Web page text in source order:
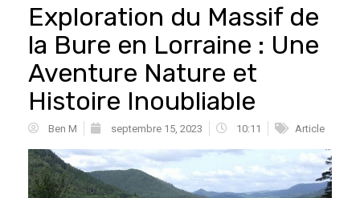
Exploration du Massif de
la Bure en Lorraine : Une
Aventure Nature et
Histoire Inoubliable
Ben M septembre 15, 2023 10:11 Article